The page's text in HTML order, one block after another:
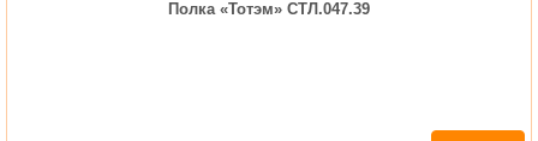
Полка «Тотэм» СТЛ.047.39